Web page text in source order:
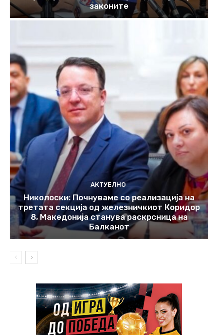
законите
АКТУЕЛНО
Николоски: Почнуваме со реализација на
третата секција од железничкиот Коридор
8, Македонија станува раскрсница на
Балканот